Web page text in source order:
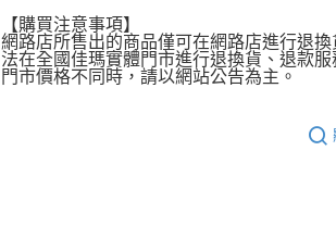
【購買注意事項】
網路店所售出的商品僅可在網路店進行退
法在全國佳瑪實體門市進行退換貨、退款
門市價格不同時，請以網站公告為主。